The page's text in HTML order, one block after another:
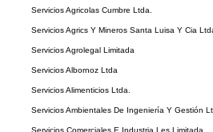
Servicios Agricolas Cumbre Ltda.
Servicios Agrics Y Mineros Santa Luisa Y Cia
Servicios Agrolegal Limitada
Servicios Albornoz Ltda
Servicios Alimenticios Ltda.
Servicios Ambientales De Ingeniería Y Gestión
Servicios Comerciales E Industria Les Limitada